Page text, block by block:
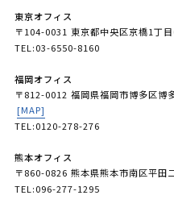
東京オフィス
〒104-0031 東京都中央区京橋1丁
TEL:03-6550-8160
福岡オフィス
〒812-0012 福岡県福岡市博多区博
[MAP]
TEL:0120-278-276
熊本オフィス
〒860-0826 熊本県熊本市南区平田
TEL:096-277-1295